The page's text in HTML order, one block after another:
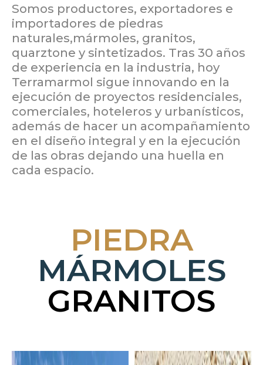
Somos productores, exportadores e
importadores de piedras
naturales,mármoles, granitos,
quarztone y sintetizados. Tras 30 años
de experiencia en la industria, hoy
Terramarmol sigue innovando en la
ejecución de proyectos residenciales,
comerciales, hoteleros y urbanísticos,
además de hacer un acompañamiento
en el diseño integral y en la ejecución
de las obras dejando una huella en
cada espacio.
PIEDRA
MÁRMOLES
GRANITOS